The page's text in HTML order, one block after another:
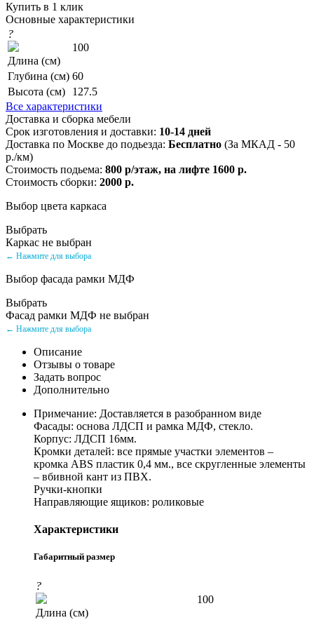
Купить в 1 клик
Основные характеристики
?
Длина (см)
100
Глубина (см) 60
Высота (см)
127.5
Все характеристики
Доставка и сборка мебели
Срок изготовления и доставки: 10-14 дней
Доставка по Москве до подьезда: Бесплатно (За МКАД - 50
р./км)
Стоимость подьема: 800 р/этаж, на лифте 1600 р.
Стоимость сборки: 2000 р.
Выбор цвета каркаса
Выбрать
Каркас не выбран
← Нажмите для выбора
Выбор фасада рамки МДФ
Выбрать
Фасад рамки МДФ не выбран
← Нажмите для выбора
Описание
Отзывы о товаре
Задать вопрос
Дополнительно
Примечание: Доставляется в разобранном виде
Фасады: основа ЛДСП и рамка МДФ, стекло.
Корпус: ЛДСП 16мм.
Кромки деталей: все прямые участки элементов –
кромка ABS пластик 0,4 мм., все скругленные элементы
– вбивной кант из ПВХ.
Ручки-кнопки
Направляющие ящиков: роликовые
Характеристики
Габаритный размер
?
Длина (см)
100